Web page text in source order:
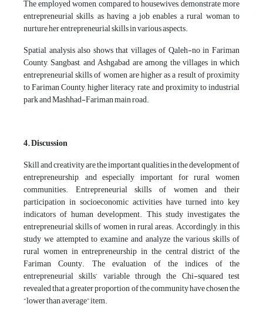
The employed women, compared to housewives, demonstrate more
entrepreneurial skills, as having a job enables a rural woman to
nurture her entrepreneurial skills in various aspects.
Spatial analysis also shows that villages of Qaleh-no in Fariman
County, Sangbast, and Ashgabad are among the villages in which
entrepreneurial skills of women are higher as a result of proximity
to Fariman County, higher literacy rate, and proximity to industrial
park and Mashhad-Fariman main road.
4. Discussion
Skill and creativity are the important qualities in the development of
entrepreneurship, and especially important for rural women
communities. Entrepreneurial skills of women and their
participation in socioeconomic activities have turned into key
indicators of human development. This study investigates the
entrepreneurial skills of women in rural areas. Accordingly, in this
study we attempted to examine and analyze the various skills of
rural women in entrepreneurship in the central district of the
Fariman County. The evaluation of the indices of the
entrepreneurial skills’ variable through the Chi-squared test
revealed that a greater proportion of the community have chosen the
“lower than average” item.